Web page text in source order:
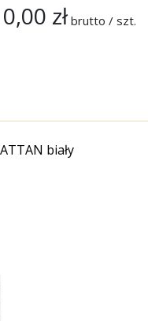
złbrutto / szt.
biały